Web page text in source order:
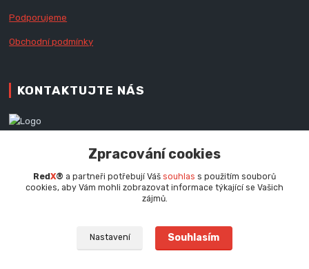
Podporujeme
Obchodní podmínky
KONTAKTUJTE NÁS
+420 777 979 111
info@redx.cz
Zpracování cookies
Red X® a partneři potřebují Váš souhlas s použitím souborů
cookies, aby Vám mohli zobrazovat informace týkající se Vašich
zájmů.
Nastavení Souhlasím